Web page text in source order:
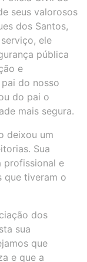
seus valorosos
dos Santos,
ele
pública
e
do nosso
do pai o
mais segura.
deixou um
Sua
profissional e
que tiveram o
dos
sua
que
e que a